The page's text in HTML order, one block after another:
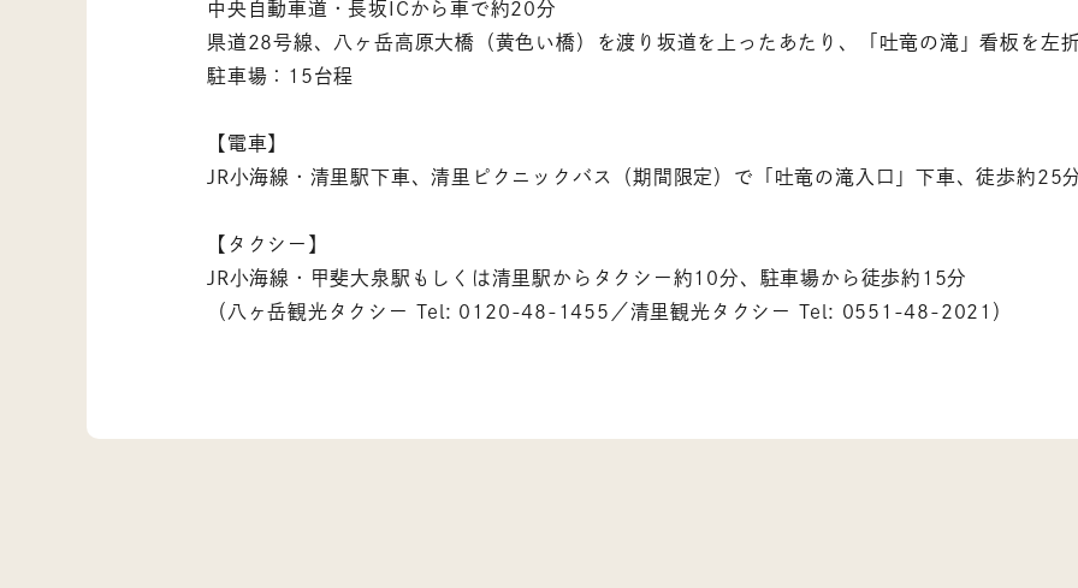
中央自動車道・長坂ICから車で約20分
県道28号線、八ヶ岳高原大橋（黄色い橋）を渡り坂道を上ったあたり、「吐竜の滝」看板を左
駐車場：15台程
【電車】
JR小海線・清里駅下車、清里ピクニックバス（期間限定）で「吐竜の滝入口」下車、徒歩約25
【タクシー】
JR小海線・甲斐大泉駅もしくは清里駅からタクシー約10分、駐車場から徒歩約15分
（八ヶ岳観光タクシー Tel: 0120-48-1455／清里観光タクシー Tel: 0551-48-2021）